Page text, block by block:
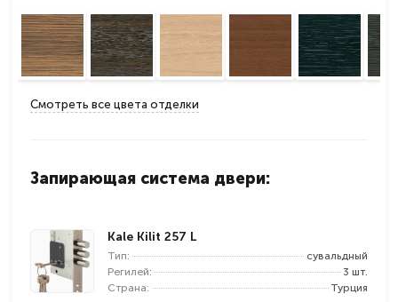
Смотреть все цвета отделки
Запирающая система двери:
Kale Kilit 257 L
Тип:
сувальдный
Регилей:
3 шт.
Страна:
Турция